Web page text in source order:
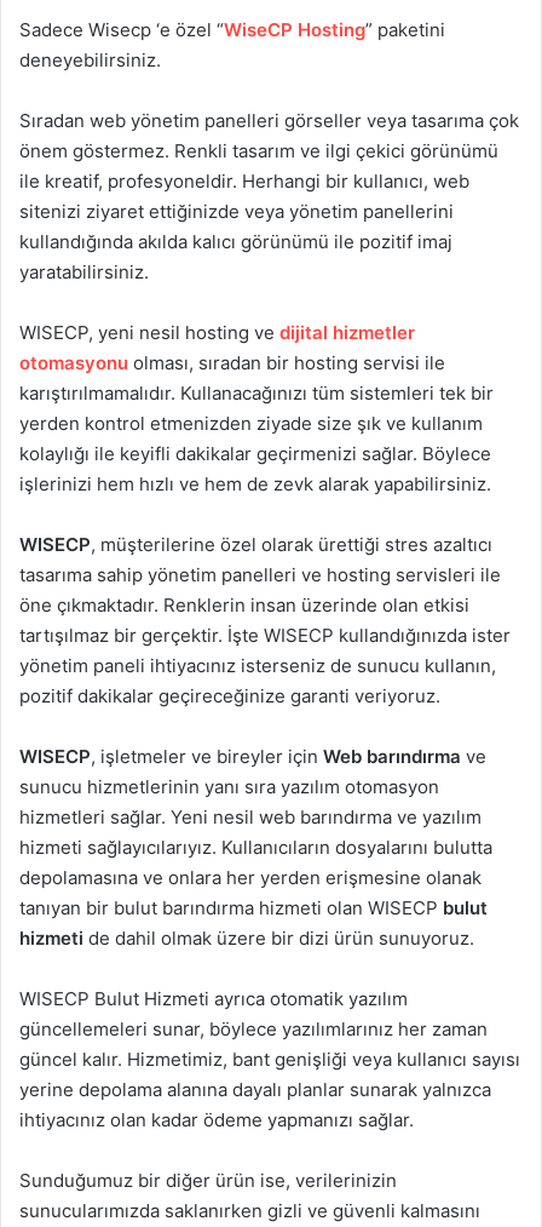
Sadece Wisecp ‘e özel “WiseCP Hosting” paketini
deneyebilirsiniz.
Sıradan web yönetim panelleri görseller veya tasarıma çok
önem göstermez. Renkli tasarım ve ilgi çekici görünümü
ile kreatif, profesyoneldir. Herhangi bir kullanıcı, web
sitenizi ziyaret ettiğinizde veya yönetim panellerini
kullandığında akılda kalıcı görünümü ile pozitif imaj
yaratabilirsiniz.
WISECP, yeni nesil hosting ve dijital hizmetler
otomasyonu olması, sıradan bir hosting servisi ile
karıştırılmamalıdır. Kullanacağınızı tüm sistemleri tek bir
yerden kontrol etmenizden ziyade size şık ve kullanım
kolaylığı ile keyifli dakikalar geçirmenizi sağlar. Böylece
işlerinizi hem hızlı ve hem de zevk alarak yapabilirsiniz.
WISECP, müşterilerine özel olarak ürettiği stres azaltıcı
tasarıma sahip yönetim panelleri ve hosting servisleri ile
öne çıkmaktadır. Renklerin insan üzerinde olan etkisi
tartışılmaz bir gerçektir. İşte WISECP kullandığınızda ister
yönetim paneli ihtiyacınız isterseniz de sunucu kullanın,
pozitif dakikalar geçireceğinize garanti veriyoruz.
WISECP, işletmeler ve bireyler için Web barındırma ve
sunucu hizmetlerinin yanı sıra yazılım otomasyon
hizmetleri sağlar. Yeni nesil web barındırma ve yazılım
hizmeti sağlayıcılarıyız. Kullanıcıların dosyalarını bulutta
depolamasına ve onlara her yerden erişmesine olanak
tanıyan bir bulut barındırma hizmeti olan WISECP bulut
hizmeti de dahil olmak üzere bir dizi ürün sunuyoruz.
WISECP Bulut Hizmeti ayrıca otomatik yazılım
güncellemeleri sunar, böylece yazılımlarınız her zaman
güncel kalır. Hizmetimiz, bant genişliği veya kullanıcı sayısı
yerine depolama alanına dayalı planlar sunarak yalnızca
ihtiyacınız olan kadar ödeme yapmanızı sağlar.
Sunduğumuz bir diğer ürün ise, verilerinizin
sunucularımızda saklanırken gizli ve güvenli kalmasını